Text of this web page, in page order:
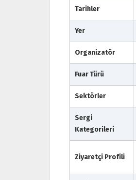
Tarihler
Yer
Organizatör
Fuar Türü
Sektörler
Sergi
Kategorileri
Ziyaretçi Profili